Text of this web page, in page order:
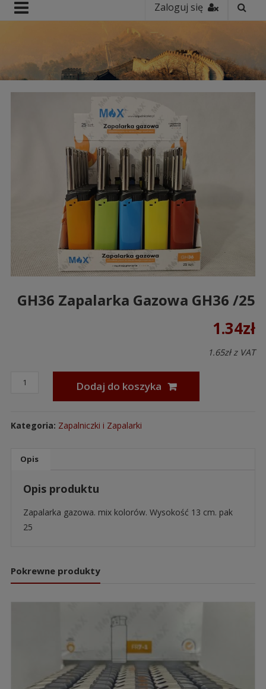
Zaloguj się
GH36 Zapalarka Gazowa GH36 /25
1.34zł
1.65złz VAT
Dodaj do koszyka
Kategoria: Zapalniczki i Zapalarki
Opis
Opis produktu
Zapalarka gazowa. mix kolorów. Wysokość 13 cm. pak
25
Pokrewne produkty